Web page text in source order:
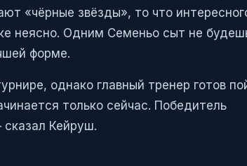
«чёрные звёзды», то что
неясно. Одним Семеньо сыт не
форме.
однако главный тренер готов
только сейчас. Победитель
Кейруш.